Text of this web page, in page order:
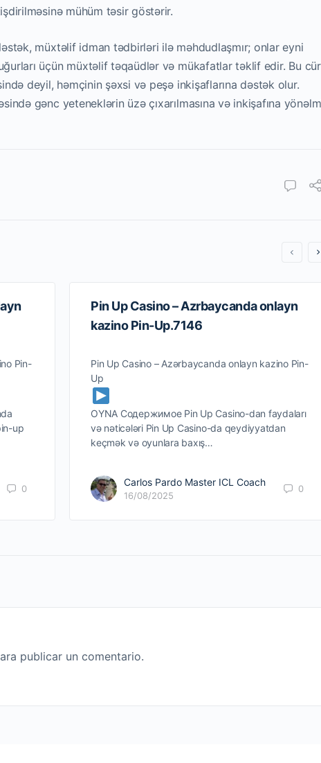
mühüm təsir göstərir.
müxtəlif idman tədbirləri ilə məhdudlaşmır; onlar eyni
üçün müxtəlif təqaüdlər və mükafatlar təklif edir. Bu cür
deyil, həmçinin şəxsi və peşə inkişaflarına dəstək olur.
gənc yeteneklərin üzə çıxarılmasına və inkişafına
Pin-
up
0
Pin Up Casino – Azrbaycanda onlayn
kazino Pin-Up.7146
Pin Up Casino – Azərbaycanda onlayn kazino Pin-
Up
OYNA Содержимое Pin Up Casino-dan faydaları
və nəticələri Pin Up Casino-da qeydiyyatdan
keçmək və oyunlara baxış…
Carlos Pardo Master ICL Coach
16/08/2025
0
publicar un comentario.